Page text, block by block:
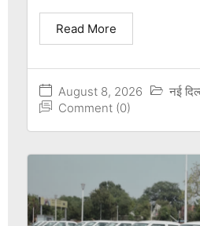
August 8, 2026 नई
Comment (0)
Read More